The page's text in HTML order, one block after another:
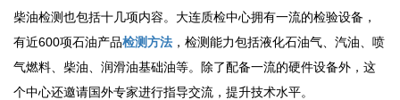
柴油检测也包括十几项内容。大连质检中心拥有一流的检验设备，
有近600项石油产品检测方法 ，检测能力包括液化石油气、汽油、喷
气燃料、柴油、润滑油基础油等。除了配备一流的硬件设备外，这
个中心还邀请国外专家进行指导交流，提升技术水平。